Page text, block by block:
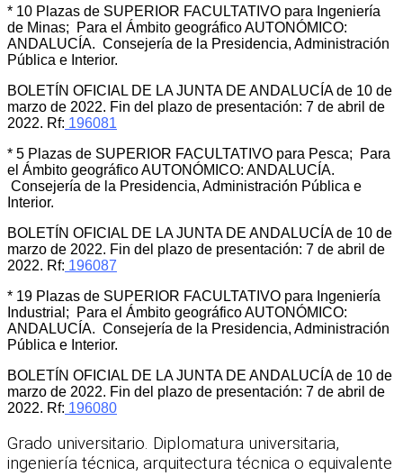
* 10 Plazas de SUPERIOR FACULTATIVO para Ingeniería
de Minas; Para el Ámbito geográfico AUTONÓMICO:
ANDALUCÍA. Consejería de la Presidencia, Administración
Pública e Interior.
BOLETÍN OFICIAL DE LA JUNTA DE ANDALUCÍA de 10 de
marzo de 2022. Fin del plazo de presentación: 7 de abril de
2022. Rf: 196081
* 5 Plazas de SUPERIOR FACULTATIVO para Pesca; Para
el Ámbito geográfico AUTONÓMICO: ANDALUCÍA.
Consejería de la Presidencia, Administración Pública e
Interior.
BOLETÍN OFICIAL DE LA JUNTA DE ANDALUCÍA de 10 de
marzo de 2022. Fin del plazo de presentación: 7 de abril de
2022. Rf: 196087
* 19 Plazas de SUPERIOR FACULTATIVO para Ingeniería
Industrial; Para el Ámbito geográfico AUTONÓMICO:
ANDALUCÍA. Consejería de la Presidencia, Administración
Pública e Interior.
BOLETÍN OFICIAL DE LA JUNTA DE ANDALUCÍA de 10 de
marzo de 2022. Fin del plazo de presentación: 7 de abril de
2022. Rf: 196080
Grado universitario. Diplomatura universitaria,
ingeniería técnica, arquitectura técnica o equivalente